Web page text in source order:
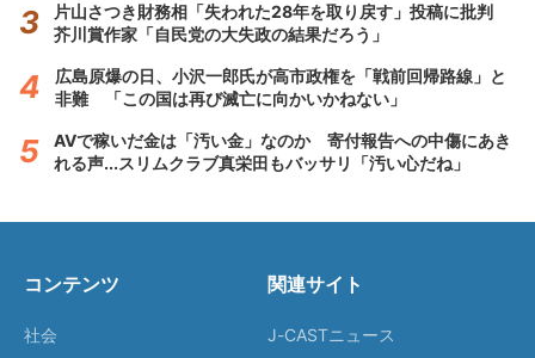
片山さつき財務相「失われた28年を取り戻す」投稿に批判
芥川賞作家「自民党の大失政の結果だろう」
広島原爆の日、小沢一郎氏が高市政権を「戦前回帰路線」と
非難 「この国は再び滅亡に向かいかねない」
AVで稼いだ金は「汚い金」なのか 寄付報告への中傷にあき
れる声...スリムクラブ真栄田もバッサリ「汚い心だね」
コンテンツ
社会
関連サイト
J-CASTニュース